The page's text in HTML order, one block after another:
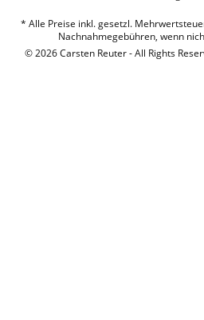
* Alle Preise inkl. gesetzl.
Nachnahmegebühren, wenn
© 2026 Carsten Reuter - All Rights